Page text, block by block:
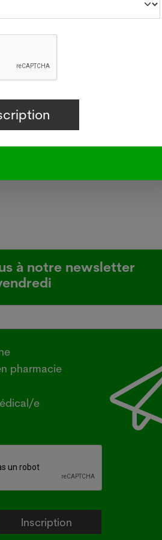
confirme une transmission
grippe aviaire
La ministre australienne de
a confirmé mercredi que la
de la grippe aviaire, identifiée
fois dans le pays en juin
migrateur,...
à notre newsletter
pharmacie
e